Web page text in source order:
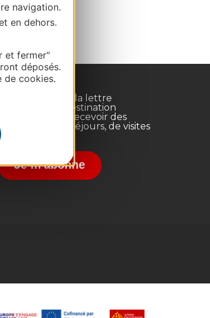
navigation.
en dehors.
et fermer"
déposés.
de cookies.
Inscrivez-vous à la lettre
d'information Destination
Occitanie pour recevoir des
de séjours, de visites
et de sorties.
Je m'abonne